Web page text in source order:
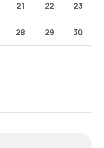
21 22 23
28 29 30